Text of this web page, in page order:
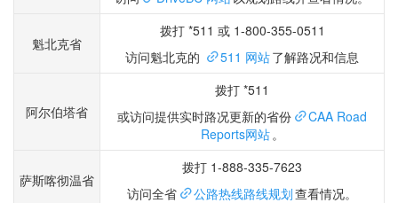
魁北克省
拨打 *511 或 1-800-355-0511
访问魁北克的
511 网站了解路况和信息
阿尔伯塔省
拨打 *511
或访问提供实时路况更新的省份
CAA Road
Reports网站。
萨斯喀彻温省
拨打 1-888-335-7623
访问全省
公路热线路线规划查看情况。